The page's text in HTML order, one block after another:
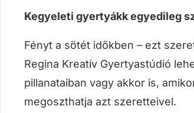
Kegyeleti gyertyákk egyedileg
Fényt a sötét időkben – ezt
Regina Kreatív Gyertyastúdió
pillanataiban vagy akkor is,
megoszthatja azt szeretteivel.